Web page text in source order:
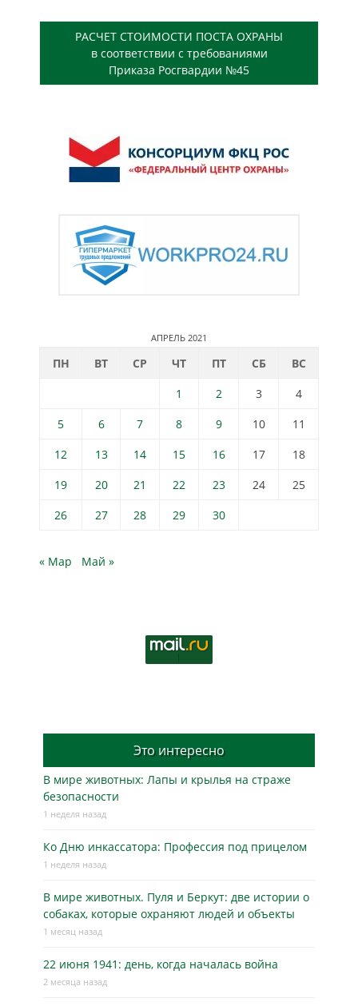
РАСЧЕТ СТОИМОСТИ ПОСТА ОХРАНЫ
в соответствии с требованиями
Приказа Росгвардии №45
АПРЕЛЬ 2021
ПН ВТ СР ЧТ ПТ СБ
ВС
1
2 3
4
5
6 7 8 9 10
11
12
13 14 15 16 17
18
19
20 21 22 23 24
25
26
27 28 29 30
« Мар Май »
Это интересно
В мире животных: Лапы и крылья на страже
безопасности
1 неделя назад
Ко Дню инкассатора: Профессия под прицелом
1 неделя назад
В мире животных. Пуля и Беркут: две истории о
собаках, которые охраняют людей и объекты
1 месяц назад
22 июня 1941: день, когда началась война
2 месяца назад